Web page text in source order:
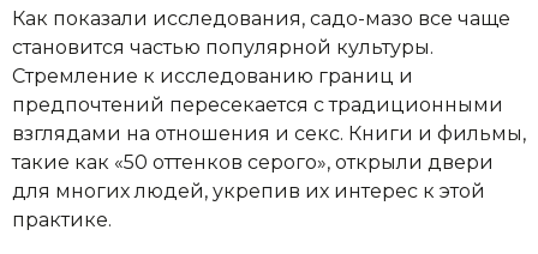
Как показали исследования, садо-мазо все чаще
становится частью популярной культуры.
Стремление к исследованию границ и
предпочтений пересекается с традиционными
взглядами на отношения и секс. Книги и фильмы,
такие как «50 оттенков серого», открыли двери
для многих людей, укрепив их интерес к этой
практике.